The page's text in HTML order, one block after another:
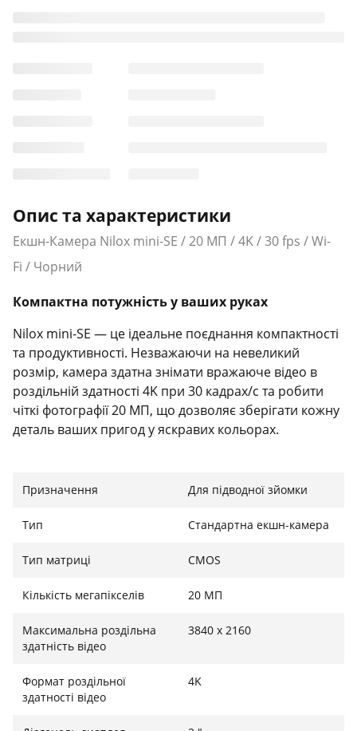
Опис та характеристики
Екшн-Камера Nilox mini-SE / 20 МП / 4K / 30 fps / Wi-
Fi / Чорний
Компактна потужність у ваших руках
Nilox mini-SE — це ідеальне поєднання компактності
та продуктивності. Незважаючи на невеликий
розмір, камера здатна знімати вражаюче відео в
роздільній здатності 4K при 30 кадрах/с та робити
чіткі фотографії 20 МП, що дозволяє зберігати кожну
деталь ваших пригод у яскравих кольорах.
Створена для пригод
Завдяки міцному корпусу та водонепроникному
для екстримальних умов — від гірських маршрутів
занурюватися у хвилі або брати її на лижну трасу —
Миттєве підключення та зручність керування
Призначення Для підводної зйомки
Тип Стандартна екшн-камера
Тип матриці CMOS
Кількість мегапікселів 20 МП
Максимальна роздільна
здатність відео
3840 x 2160
Формат роздільної
здатності відео
4K